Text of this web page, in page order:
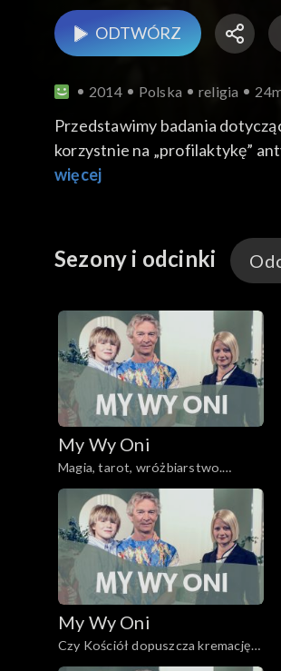
ODTWÓRZ
2014 Polska religia
Przedstawimy badania
korzystnie na „profilaktykę”
narkotyki. Jak zachęcać
więcej
Sezony i odcinki
My Wy Oni
Magia, tarot, wróżbiarstwo.
13.11.2008
My Wy Oni
Czy Kościół dopuszcza kremację
zwłok? O katolickim pochówku.